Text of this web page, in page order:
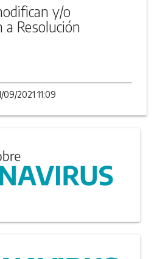
y/o
Resolución
09/2021 11:09